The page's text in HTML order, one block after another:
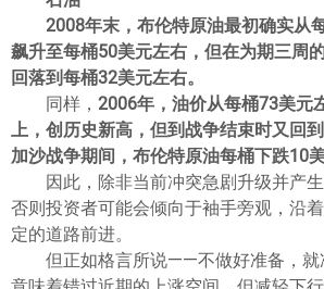
2008年末，布伦特原油最初确实从
飙升至每桶50美元左右，但在为期三周
回落到每桶32美元左右。
同样， 2006年，油价从每桶73美元
上，创历史新高，但到战争结束时又回
加沙战争期间，布伦特原油每桶下跌10
因此，除非当前冲突急剧升级并产
否则投资者可能会倾向于袖手旁观，沿
定的道路前进。
但正如格言所说——不做好准备，就